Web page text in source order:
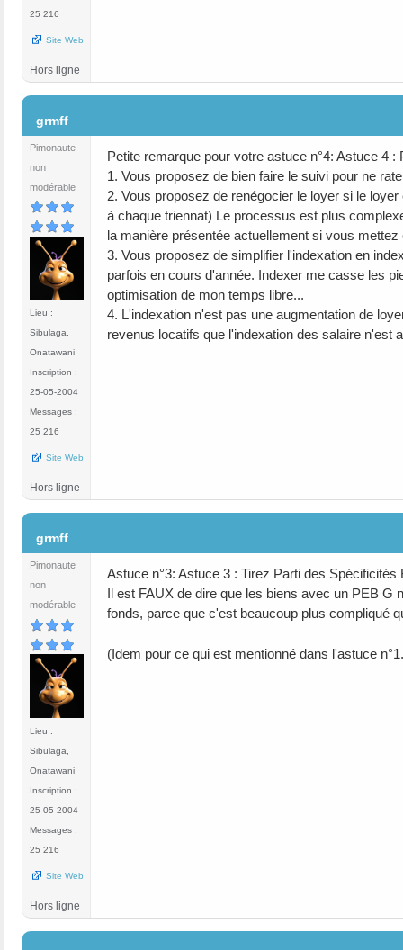
25 216
Site Web
Hors ligne
grmff
Pimonaute
non
modérable
Lieu :
Sibulaga,
Onatawani
Inscription :
25-05-2004
Messages :
25 216
Site Web
Petite remarque pour votre astuce n°4: Astuce 4
1. Vous proposez de bien faire le suivi pour ne
2. Vous proposez de renégocier le loyer si le
à chaque triennat) Le processus est plus
la manière présentée actuellement si vous
3. Vous proposez de simplifier l'indexation en
parfois en cours d'année. Indexer me casse les
optimisation de mon temps libre...
4. L'indexation n'est pas une augmentation de
revenus locatifs que l'indexation des salaire n'est
Hors ligne
grmff
Pimonaute
non
modérable
Lieu :
Sibulaga,
Onatawani
Inscription :
25-05-2004
Messages :
25 216
Site Web
Astuce n°3: Astuce 3 : Tirez Parti des Spécificités
Il est FAUX de dire que les biens avec un PEB G
fonds, parce que c'est beaucoup plus compliqué
(Idem pour ce qui est mentionné dans l'astuce
Hors ligne